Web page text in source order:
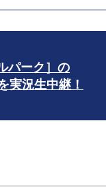
パーク］の
実況生中継！